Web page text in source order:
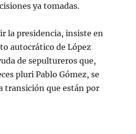
ya tomadas.
la presidencia, insiste en
autocrático de López
de sepultureros que,
pluri Pablo Gómez, se
transición que están por